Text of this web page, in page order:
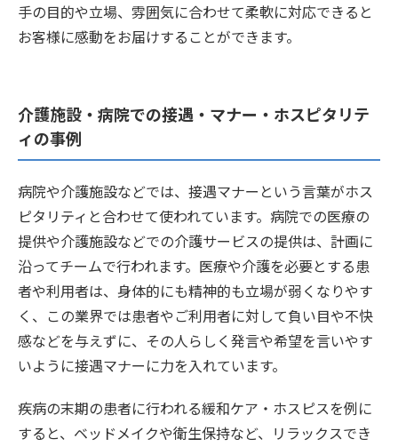
手の目的や立場、雰囲気に合わせて柔軟に対応できると
お客様に感動をお届けすることができます。
介護施設・病院での接遇・マナー・ホスピタリテ
ィの事例
病院や介護施設などでは、接遇マナーという言葉がホス
ピタリティと合わせて使われています。病院での医療の
提供や介護施設などでの介護サービスの提供は、計画に
沿ってチームで行われます。医療や介護を必要とする患
者や利用者は、身体的にも精神的も立場が弱くなりやす
く、この業界では患者やご利用者に対して負い目や不快
感などを与えずに、その人らしく発言や希望を言いやす
いように接遇マナーに力を入れています。
疾病の末期の患者に行われる緩和ケア・ホスピスを例に
すると、ベッドメイクや衛生保持など、リラックスでき